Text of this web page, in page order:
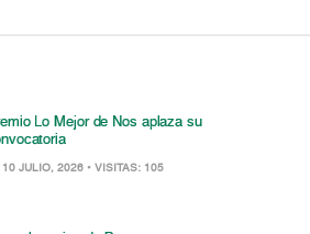
Lo Mejor de Nos aplaza su
10 JULIO, 2026 • VISITAS: 105